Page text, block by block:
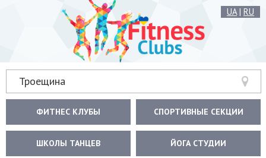
UA| RU
Троещина
ФИТНЕС КЛУБЫ СПОРТИВНЫЕ СЕКЦИИ
ШКОЛЫ ТАНЦЕВ ЙОГА СТУДИИ